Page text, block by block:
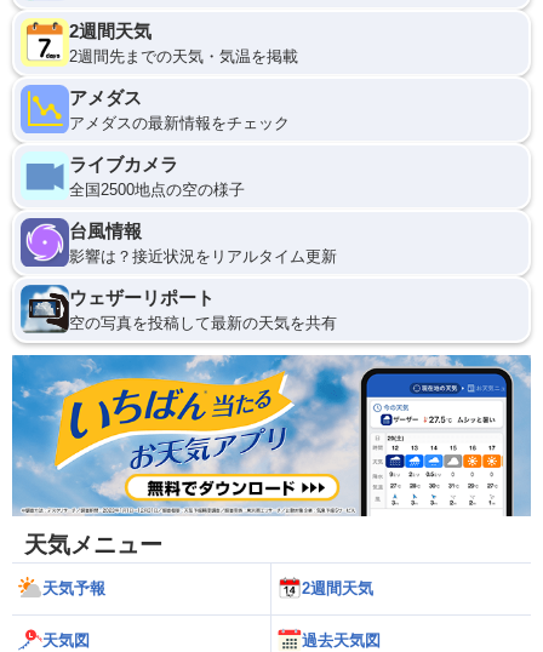
2週間天気
2週間先までの天気・気温を掲載
アメダス
アメダスの最新情報をチェック
ライブカメラ
全国2500地点の空の様子
台風情報
影響は？接近状況をリアルタイム更新
ウェザーリポート
空の写真を投稿して最新の天気を共有
天気メニュー
天気予報 2週間天気
天気図 過去天気図